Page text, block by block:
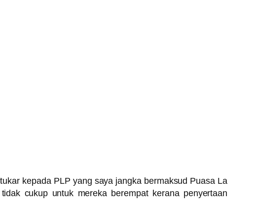
kepada PLP yang saya jangka bermaksud Puasa La
cukup untuk mereka berempat kerana penyertaan